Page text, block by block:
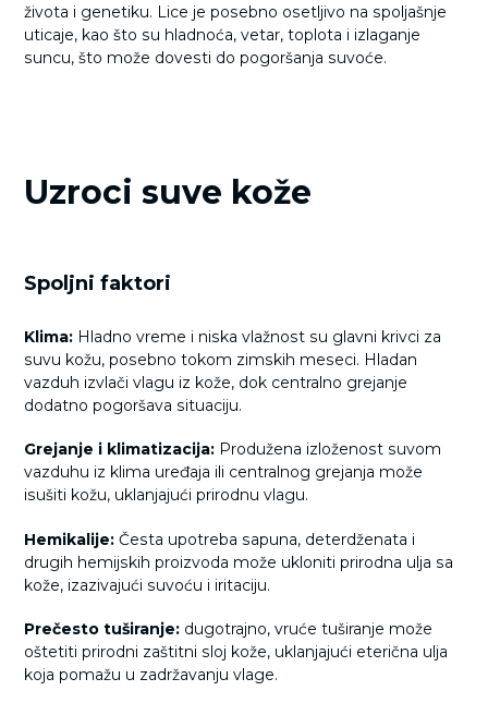
života i genetiku. Lice je posebno osetljivo na spoljašnje
uticaje, kao što su hladnoća, vetar, toplota i izlaganje
suncu, što može dovesti do pogoršanja suvoće.
Uzroci suve kože
Spoljni faktori
Klima: Hladno vreme i niska vlažnost su glavni krivci za
suvu kožu, posebno tokom zimskih meseci. Hladan
vazduh izvlači vlagu iz kože, dok centralno grejanje
dodatno pogoršava situaciju.
Grejanje i klimatizacija: Produžena izloženost suvom
vazduhu iz klima uređaja ili centralnog grejanja može
isušiti kožu, uklanjajući prirodnu vlagu.
Hemikalije: Česta upotreba sapuna, deterdženata i
drugih hemijskih proizvoda može ukloniti prirodna ulja sa
kože, izazivajući suvoću i iritaciju.
Prečesto tuširanje: dugotrajno, vruće tuširanje može
oštetiti prirodni zaštitni sloj kože, uklanjajući eterična ulja
koja pomažu u zadržavanju vlage.